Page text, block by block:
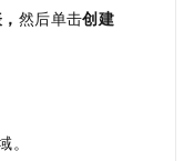
， 然后单击创建